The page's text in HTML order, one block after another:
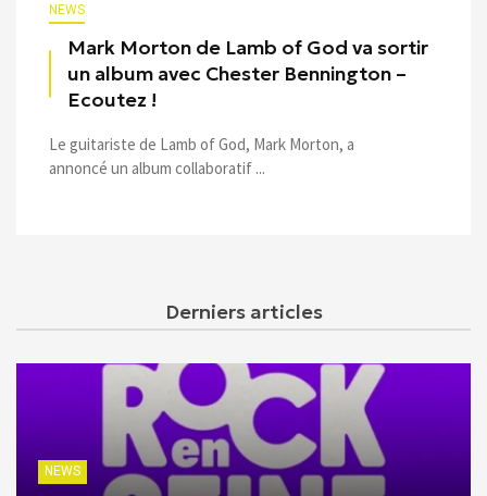
NEWS
Mark Morton de Lamb of God va sortir
un album avec Chester Bennington –
Ecoutez !
Le guitariste de Lamb of God, Mark Morton, a
annoncé un album collaboratif ...
Derniers articles
NEWS